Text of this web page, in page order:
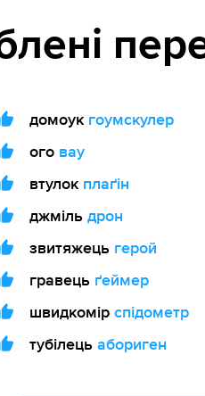
домоук гоумскулер
ого вау
втулок плаґін
джміль дрон
звитяжець герой
гравець ґеймер
швидкомір спідометр
тубілець абориген